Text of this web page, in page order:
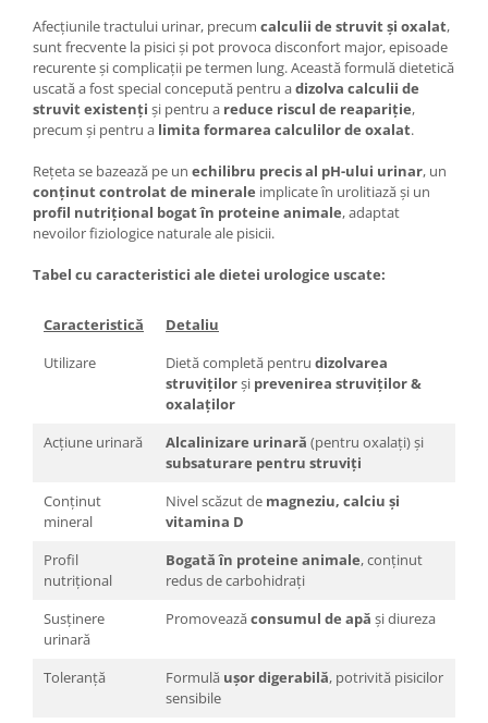
Afecțiunile tractului urinar, precum calculii de struvit și oxalat,
sunt frecvente la pisici și pot provoca disconfort major, episoade
recurente și complicații pe termen lung. Această formulă dietetică
uscată a fost special concepută pentru adizolva calculii de
struvit existenți și pentru a reduce riscul de reapariție,
precum și pentru a limita formarea calculilor de oxalat.
Rețeta se bazează pe un echilibru precis al pH-ului urinar, un
conținut controlat de minerale implicate în urolitiază și un
profil nutrițional bogat în proteine animale, adaptat
nevoilor fiziologice naturale ale pisicii.
Tabel cu caracteristici ale dietei urologice uscate:
Caracteristică
Detaliu
Utilizare
Dietă completă pentru dizolvarea
struvițilorși prevenirea struviților &
oxalaților
Acțiune urinară
Alcalinizare urinară (pentru oxalați) și
subsaturare pentru struviți
Conținut
mineral
Nivel scăzut de magneziu, calciu și
vitamina D
Profil
nutrițional
Bogată în proteine animale, conținut
redus de carbohidrați
Susținere
urinară
Promoveazăconsumul de apă și diureza
Toleranță Formulă ușor digerabilă, potrivită pisicilor
sensibile